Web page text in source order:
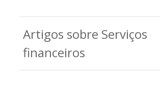
Artigos sobre Serviços
financeiros